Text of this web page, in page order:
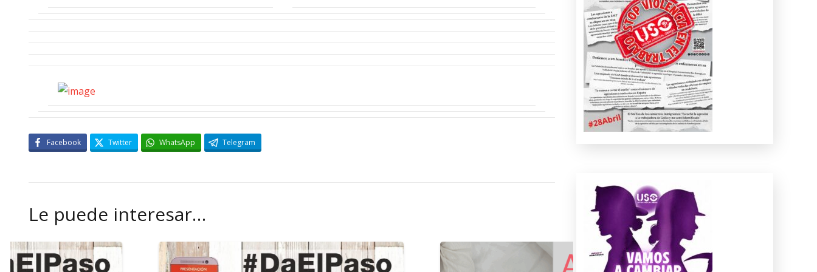
Facebook Twitter WhatsApp Telegram
Le puede interesar…